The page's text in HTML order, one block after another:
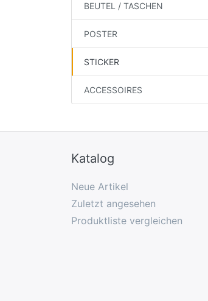
BEUTEL / TASCHEN
POSTER
STICKER
ACCESSOIRES
Katalog
Neue Artikel
Zuletzt angesehen
Produktliste vergleichen